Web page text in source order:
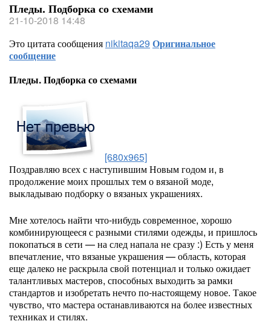
Пледы. Подборка со схемами
21-10-2018 14:48
Это цитата сообщения nikitaqa29 Оригинальное
сообщение
Пледы. Подборка со схемами
[680x965]
Поздравляю всех с наступившим Новым годом и, в
продолжение моих прошлых тем о вязаной моде,
выкладываю подборку о вязаных украшениях.
Мне хотелось найти что-нибудь современное, хорошо
комбинирующееся с разными стилями одежды, и пришлось
покопаться в сети — на след напала не сразу :) Есть у меня
впечатление, что вязаные украшения — область, которая
еще далеко не раскрыла свой потенциал и только ожидает
талантливых мастеров, способных выходить за рамки
стандартов и изобретать нечто по-настоящему новое. Такое
чувство, что мастера останавливаются на более известных
техниках и стилях.